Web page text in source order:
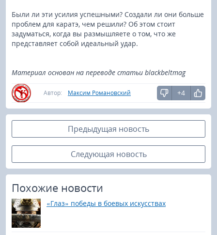
Были ли эти усилия успешными? Создали ли они больше
проблем для каратэ, чем решили? Об этом стоит
задуматься, когда вы размышляете о том, что же
представляет собой идеальный удар.
Материал основан на переводе статьи blackbeltmag
Автор: Максим Романовский +4
Предыдущая новость
Следующая новость
Похожие новости
«Глаз» победы в боевых искусствах